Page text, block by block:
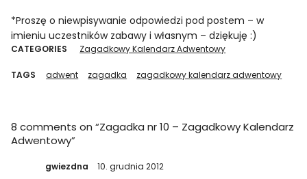
*Proszę o niewpisywanie odpowiedzi pod postem – w
imieniu uczestników zabawy i własnym – dziękuję :)
CATEGORIES Zagadkowy Kalendarz Adwentowy
TAGS adwent zagadka zagadkowy kalendarz adwentowy
8 comments on “Zagadka nr 10 – Zagadkowy Kalendarz
Adwentowy”
gwiezdna
10. grudnia 2012